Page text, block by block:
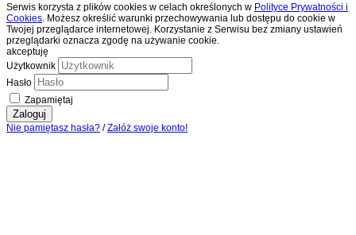
Serwis korzysta z plików cookies w celach określonych w Polityce Prywatności i
Cookies. Możesz określić warunki przechowywania lub dostępu do cookie w
Twojej przeglądarce internetowej. Korzystanie z Serwisu bez zmiany ustawień
przeglądarki oznacza zgodę na używanie cookie.
akceptuję
Użytkownik
Hasło
Zapamiętaj
Zaloguj
Nie pamiętasz hasła? /Załóż swoje konto!